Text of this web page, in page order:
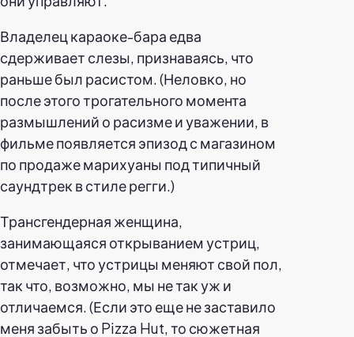
Владелец караоке-бара едва
сдерживает слезы, признаваясь, что
раньше был расистом. (Неловко, но
после этого трогательного момента
размышлений о расизме и уважении, в
фильме появляется эпизод с магазином
по продаже марихуаны под типичный
саундтрек в стиле регги.)
Трансгендерная женщина,
занимающаяся открыванием устриц,
отмечает, что устрицы меняют свой пол,
так что, возможно, мы не так уж и
отличаемся. (Если это еще не заставило
меня забыть о Pizza Hut, то сюжетная